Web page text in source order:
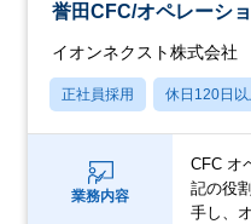
誉田CFC/オペレーシ
イオンネクスト株式会社
正社員採用 休日120日以
業務内容
CFC オ
記の役
手し、